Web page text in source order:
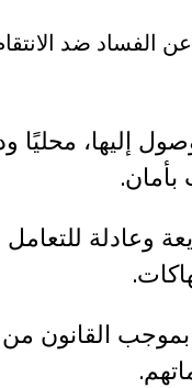
الفساد ضد
إليها، محليًا
بأمان.
وعادلة
بموجب القانون من